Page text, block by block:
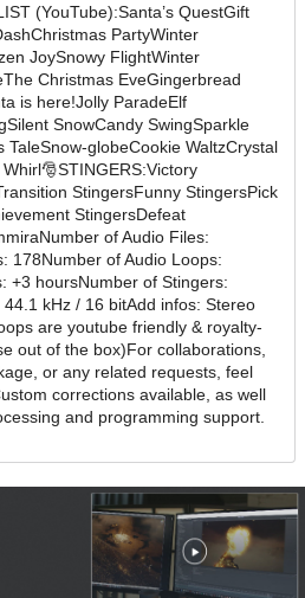
(YouTube):Santa’s QuestGift
PartyWinter
JoySnowy FlightWinter
Christmas EveGingerbread
is here!Jolly ParadeElf
SnowCandy SwingSparkle
TaleSnow-globeCookie WaltzCrystal
StingersFunny StingersPick
StingersDefeat
of Audio Files:
178Number of Audio Loops:
+3 hoursNumber of Stingers:
kHz / 16 bitAdd infos: Stereo
are youtube friendly & royalty-
out of the box)For collaborations,
or any related requests, feel
corrections available, as well
and programming support.